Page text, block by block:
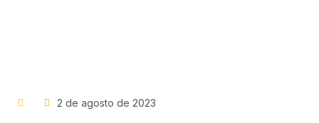
2 de agosto de 2023